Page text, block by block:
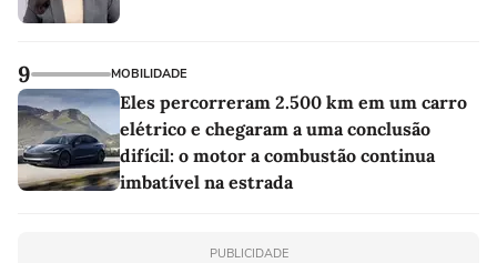
9 MOBILIDADE
Eles percorreram 2.500 km em um carro
elétrico e chegaram a uma conclusão
difícil: o motor a combustão continua
imbatível na estrada
PUBLICIDADE